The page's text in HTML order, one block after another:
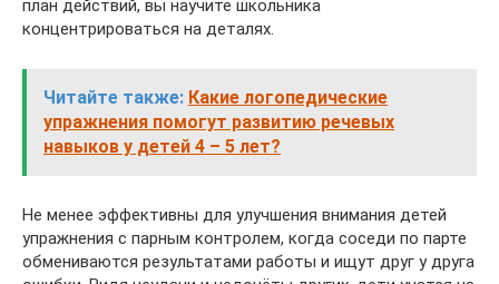
план действий, вы научите школьника
концентрироваться на деталях.
Читайте также: Какие логопедические
упражнения помогут развитию речевых
навыков у детей 4 – 5 лет?
Не менее эффективны для улучшения внимания детей
упражнения с парным контролем, когда соседи по парте
обмениваются результатами работы и ищут друг у друга